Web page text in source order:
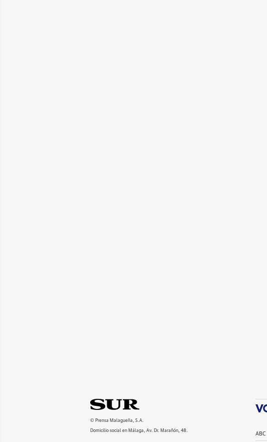
© Prensa Malagueña, S.A.
Domicilio social en Málaga, Av. Dr. Marañón, 48.
ABC